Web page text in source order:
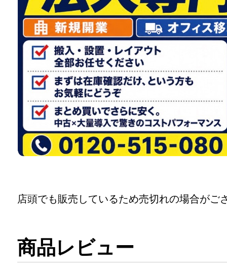
店頭でも販売しているため売切れの場合がご
商品レビュー